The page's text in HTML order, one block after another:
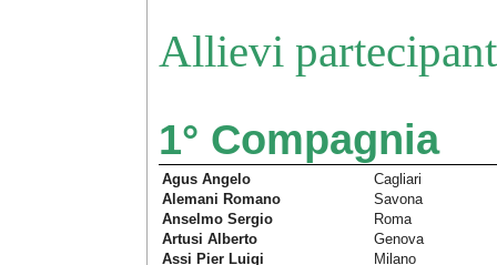
Allievi
1° Compagnia
Agus Angelo
Cagliari
Alemani Romano
Savona
Anselmo Sergio
Roma
Artusi Alberto
Genova
Assi Pier Luigi
Milano